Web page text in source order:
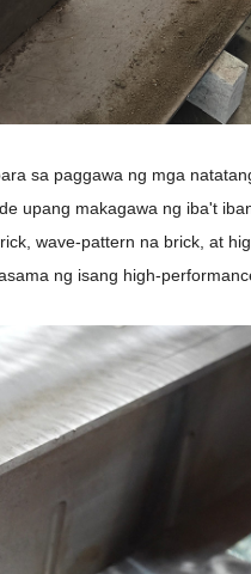
sa paggawa ng mga
upang makagawa ng iba't
wave-pattern na brick, at
ng isang high-